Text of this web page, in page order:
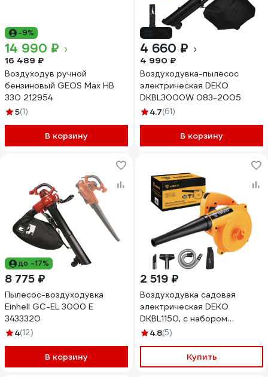
-9%
14 990 ₽
16 489 ₽
Воздуходув ручной
бензиновый GEOS Max HB
330 212954
5(1)
В корзину
4 660 ₽
4 990 ₽
Воздуходувка-пылесос
электрическая DEKO
DKBL3000W 083-2005
4.7(61)
В корзину
до -17%
8 775 ₽
Пылесос-воздуходувка
Einhell GC-EL 3000 E
3433320
4(12)
В корзину
2 519 ₽
Воздуходувка садовая
электрическая DEKO
DKBL1150, с набором
насадок, 083-2042
4.8(5)
Купить